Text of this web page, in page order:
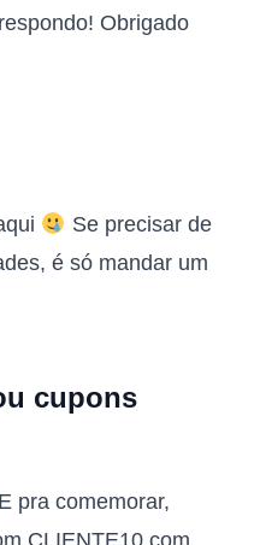
Obrigado
Se precisar de
é só mandar um
cupons
E pra comemorar,
CLIENTE10 com